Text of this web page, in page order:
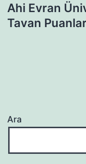
Ahi Evran
Tavan
Ara